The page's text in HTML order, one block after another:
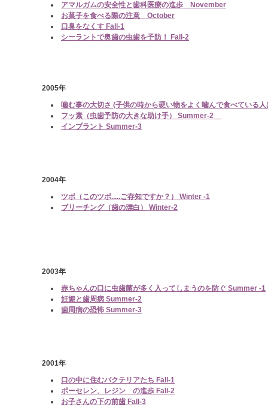
アマルガムの安全性と歯科医療の進歩 November
お菓子を食べる際の注意 October
口臭をなくす Fall-1
シーラントで奥歯の虫歯を予防！ Fall-2
2005年
噛む事の大切さ (子供の時から硬い物をよく噛んで食べている
フッ素（虫歯予防の大きな助け手） Summer-2
インプラント Summer-3
2004年
ツボ（このツボ.....ご存知ですか？） Winter -1
ブリーチング（歯の漂白） Winter-2
2003年
赤ちゃんの口に虫歯菌が多く入ってしまうのを防ぐ Summer -1
妊娠と歯周病 Summer-2
歯周病の恐怖 Summer-3
2001年
口の中に住むバクテリアたち Fall-1
ポーセレン、レジン の進歩 Fall-2
お子さんの下の前歯 Fall-3